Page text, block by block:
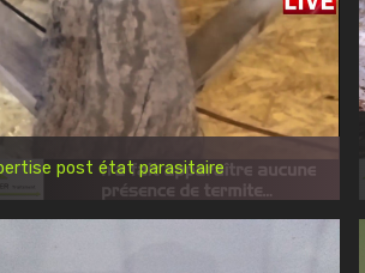
post état parasitaire